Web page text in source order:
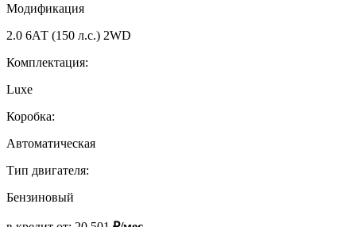
Модификация
2.0 6АТ (150 л.с.) 2WD
Комплектация:
Luxe
Коробка:
Автоматическая
Тип двигателя:
Бензиновый